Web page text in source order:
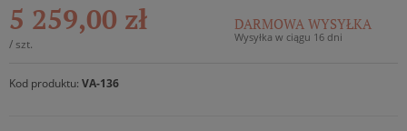
5 259,00 zł
/ szt.
DARMOWA WYSYŁKA
Wysyłka w ciągu 16 dni
Kod produktu: VA-136